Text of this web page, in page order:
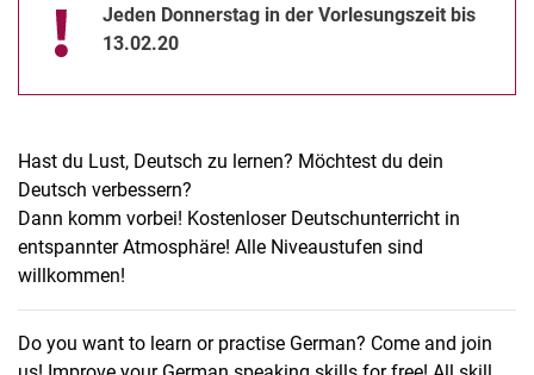
Jeden Donnerstag in der Vorlesungszeit bis
13.02.20
Hast du Lust, Deutsch zu lernen? Möchtest du dein
Deutsch verbessern?
Dann komm vorbei! Kostenloser Deutschunterricht in
entspannter Atmosphäre! Alle Niveaustufen sind
willkommen!
Do you want to learn or practise German? Come and join